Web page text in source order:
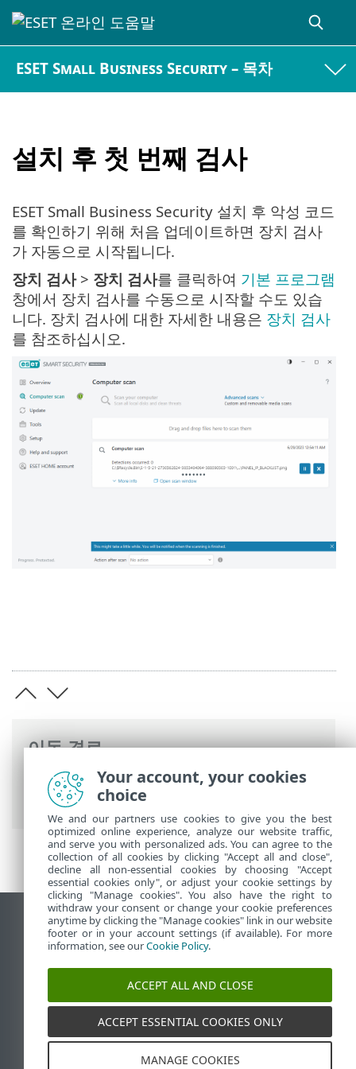
ESET Small Business Security – 목차
설치 후 첫 번째 검사
이동 경로
ESET 온라인 도움말>ESET Small Business
Security >설치> 설치 후 첫 번째 검사
ESET Small Business Security 설치 후 악성 코드
를 확인하기 위해 처음 업데이트하면 장치 검사
가 자동으로 시작됩니다.
장치 검사> 장치 검사를 클릭하여 기본 프로그램
창에서 장치 검사를 수동으로 시작할 수도 있습
니다. 장치 검사에 대한 자세한 내용은 장치 검사
를 참조하십시오.
데스크톱 사이트 보기
End of Life
ESET 지식 베이스
ESET Status Portal
국가별 지원
Your account, your cookies
choice
We and our partners use cookies to give you the best
optimized online experience, analyze our website traffic,
and serve you with personalized ads. You can agree to the
collection of all cookies by clicking "Accept all and close",
decline all non-essential cookies by choosing "Accept
essential cookies only", or adjust your cookie settings by
clicking "Manage cookies". You also have the right to
withdraw your consent or change your cookie preferences
anytime by clicking the "Manage cookies" link in our website
footer or in your account settings (if available). For more
information, see ourCookie Policy.
ACCEPT ALL AND CLOSE
ACCEPT ESSENTIAL COOKIES ONLY
MANAGE COOKIES